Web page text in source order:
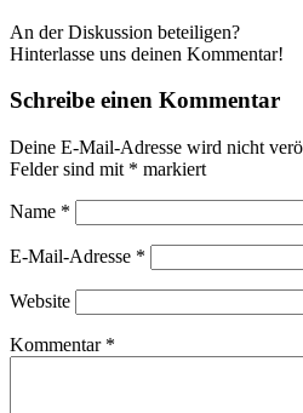
An der Diskussion beteiligen?
Hinterlasse uns deinen Kommentar!
Schreibe einen Kommentar
Deine E-Mail-Adresse wird nicht
Felder sind mit * markiert
Name *
E-Mail-Adresse *
Website
Kommentar *